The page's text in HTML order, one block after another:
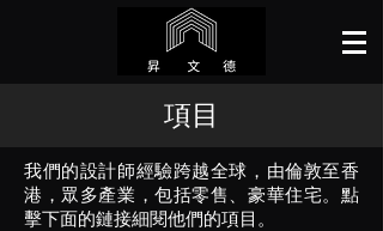
項目
我們的設計師經驗跨越全球，由倫敦至香
港，眾多產業，包括零售、豪華住宅。點
擊下面的鏈接細閱他們的項目。